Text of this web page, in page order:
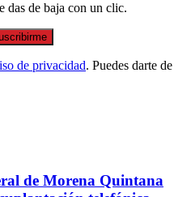
das de baja con un clic.
de privacidad. Puedes darte de
de Morena Quintana